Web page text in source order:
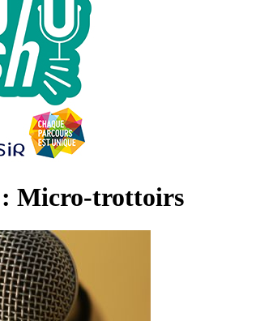
: Micro-trottoirs